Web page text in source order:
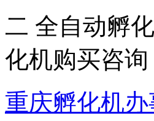
二 全自动孵
化机购买咨询
重庆孵化机办